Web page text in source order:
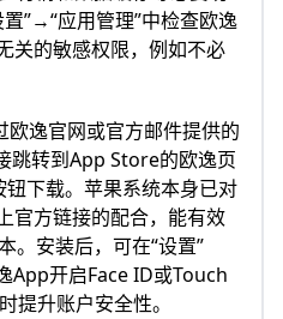
”→“应用管理”中检查欧逸
关的敏感权限，例如不必
逸官网或官方邮件提供的
跳转到App Store的欧逸页
钮下载。苹果系统本身已对
官方链接的配合，能有效
。安装后，可在“设置”
App开启Face ID或Touch
提升账户安全性。